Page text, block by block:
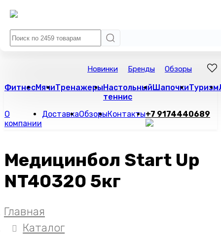
Новинки Бренды Обзоры
ФитнесМячиТренажерыНастольный
теннис
ШапочкиТуризм
О
компании
ДоставкаОбзорыКонтакты+7 9174440689
Медицинбол Start Up
NT40320 5кг
Главная
Каталог